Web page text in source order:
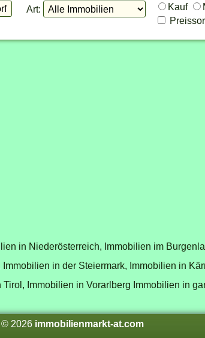
Art: Kauf
in Niederösterreich, Immobilien im
Immobilien in der Steiermark, Immobilien in
Tirol, Immobilien in Vorarlberg Immobilien in
2026 immobilienmarkt-at.com